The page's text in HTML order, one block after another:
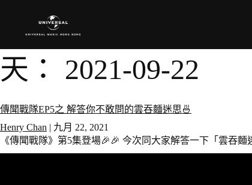
天： 2021-09-22
傳聞戰隊EP5之 解答你不敢問的雲吞麵迷思🍜
Henry Chan | 九月 22, 2021
《傳聞戰隊》第5集登場🎉🎉 今次同大家解答一下「雲吞